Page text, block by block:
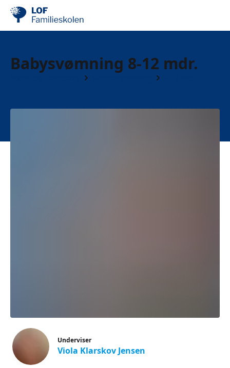
Babysvømning 8-12 mdr.
Underviser
Viola Klarskov Jensen